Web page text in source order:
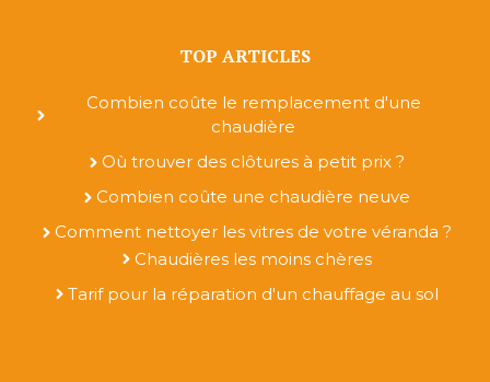
TOP ARTICLES
Combien coûte le remplacement d'une
chaudière
Où trouver des clôtures à petit prix ?
Combien coûte une chaudière neuve
Comment nettoyer les vitres de votre véranda ?
Chaudières les moins chères
Tarif pour la réparation d'un chauffage au sol